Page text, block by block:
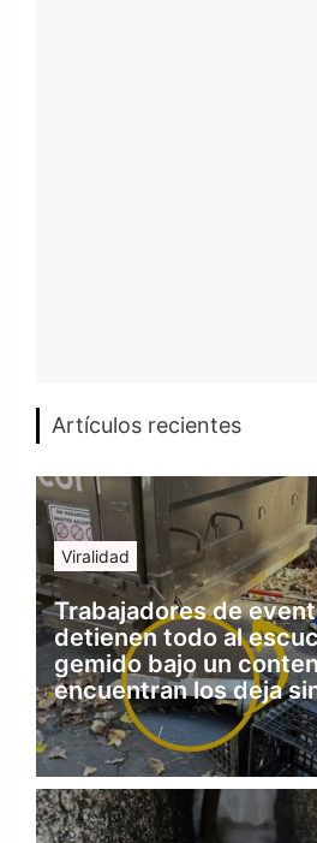
Artículos recientes
Viralidad
Trabajadores de
detienen todo al
gemido bajo un
encuentran los deja